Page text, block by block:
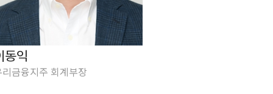
동익
리금융지주 회계부장